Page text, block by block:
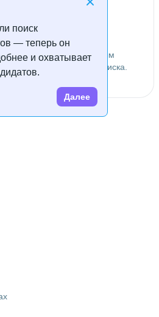
поиск
— теперь он
и охватывает
Далее
не найдены
специалистов по заданным
изменить условия поиска.